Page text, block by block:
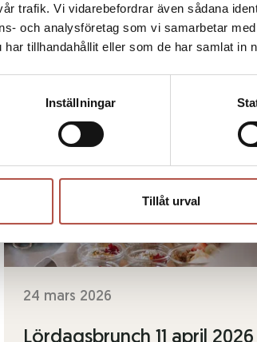
trafik. Vi vidarebefordrar även sådana
och analysföretag som vi samarbetar
har tillhandahållit eller som de har samlat in
Inställningar
Tillåt urval
24 mars 2026
Lördagsbrunch 11 april 2026